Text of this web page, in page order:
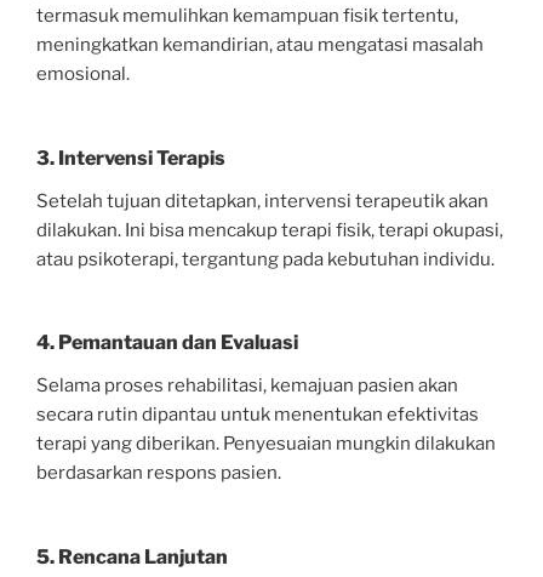
termasuk memulihkan kemampuan fisik tertentu,
meningkatkan kemandirian, atau mengatasi masalah
emosional.
3. Intervensi Terapis
Setelah tujuan ditetapkan, intervensi terapeutik akan
dilakukan. Ini bisa mencakup terapi fisik, terapi okupasi,
atau psikoterapi, tergantung pada kebutuhan individu.
4. Pemantauan dan Evaluasi
Selama proses rehabilitasi, kemajuan pasien akan
secara rutin dipantau untuk menentukan efektivitas
terapi yang diberikan. Penyesuaian mungkin dilakukan
berdasarkan respons pasien.
5. Rencana Lanjutan